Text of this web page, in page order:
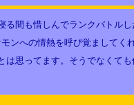
間も惜しんでランクバトル
ンへの情熱を呼び覚まして
思ってます。そうでなくて